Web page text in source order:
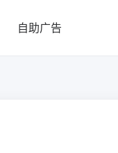
自助广告
文文